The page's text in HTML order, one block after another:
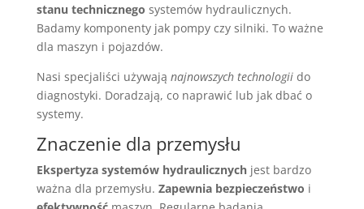
stanu technicznego systemów hydraulicznych.
Badamy komponenty jak pompy czy silniki. To ważne
dla maszyn i pojazdów.
Nasi specjaliści używają najnowszych technologiido
diagnostyki. Doradzają, co naprawić lub jak dbać o
systemy.
Znaczenie dla przemysłu
Ekspertyza systemów hydraulicznychjest bardzo
ważna dla przemysłu. Zapewnia bezpieczeństwo i